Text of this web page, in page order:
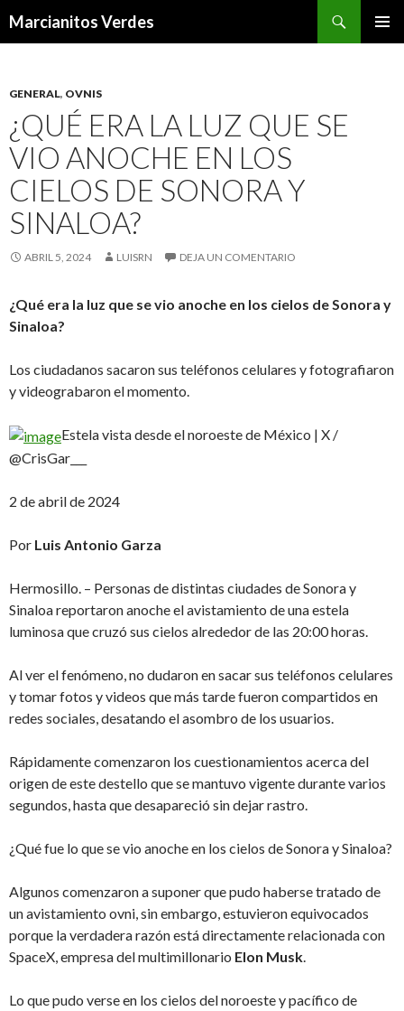
Marcianitos Verdes
GENERAL, OVNIS
¿QUÉ ERA LA LUZ QUE SE
VIO ANOCHE EN LOS
CIELOS DE SONORA Y
SINALOA?
ABRIL 5, 2024 LUISRN DEJA UN COMENTARIO
¿Qué era la luz que se vio anoche en los cielos de Sonora y
Sinaloa?
Los ciudadanos sacaron sus teléfonos celulares y fotografiaron
y videograbaron el momento.
Estela vista desde el noroeste de México | X /
@CrisGar___
2 de abril de 2024
Por Luis Antonio Garza
Hermosillo. – Personas de distintas ciudades de Sonora y
Sinaloa reportaron anoche el avistamiento de una estela
luminosa que cruzó sus cielos alrededor de las 20:00 horas.
Al ver el fenómeno, no dudaron en sacar sus teléfonos celulares
y tomar fotos y videos que más tarde fueron compartidos en
redes sociales, desatando el asombro de los usuarios.
Rápidamente comenzaron los cuestionamientos acerca del
origen de este destello que se mantuvo vigente durante varios
segundos, hasta que desapareció sin dejar rastro.
¿Qué fue lo que se vio anoche en los cielos de Sonora y Sinaloa?
Algunos comenzaron a suponer que pudo haberse tratado de
un avistamiento ovni, sin embargo, estuvieron equivocados
porque la verdadera razón está directamente relacionada con
SpaceX, empresa del multimillonario Elon Musk.
Lo que pudo verse en los cielos del noroeste y pacífico de